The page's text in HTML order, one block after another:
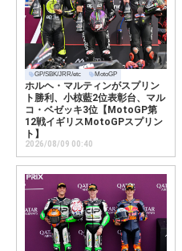
GP/SBK/JRR/etc MotoGP
ホルヘ・マルティンがスプリン
ト勝利、小椋藍2位表彰台、マル
コ・ベゼッキ3位【MotoGP第
12戦イギリスMotoGPスプリン
ト】
2026/08/09 00:40